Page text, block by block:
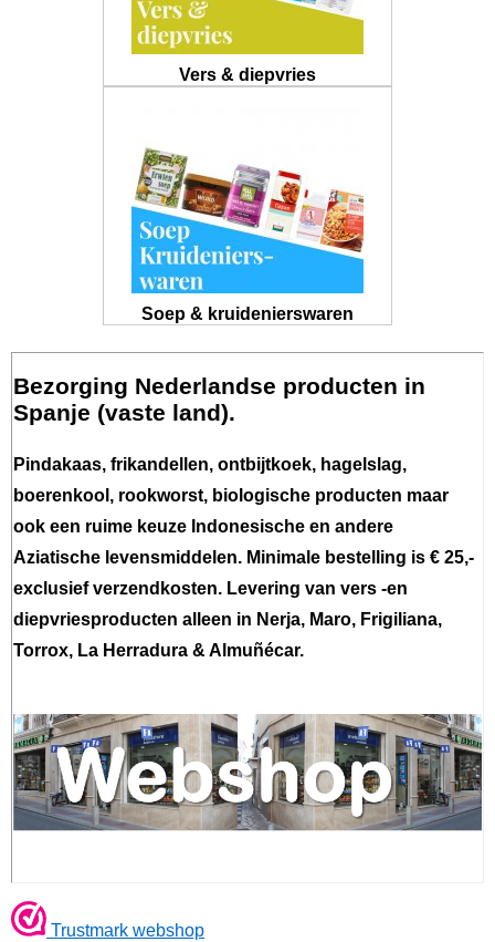
Vers & diepvries
Soep & kruidenierswaren
Bezorging Nederlandse producten in
Spanje (vaste land).
Pindakaas, frikandellen, ontbijtkoek, hagelslag,
boerenkool, rookworst, biologische producten maar
ook een ruime keuze Indonesische en andere
Aziatische levensmiddelen. Minimale bestelling is € 25,-
exclusief verzendkosten. Levering van vers -en
diepvriesproducten alleen in Nerja, Maro, Frigiliana,
Torrox, La Herradura & Almuñécar.
Trustmark webshop